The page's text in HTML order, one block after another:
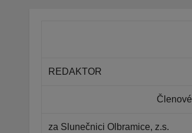
REDAKTOR
Členové
za Slunečnici Olbramice, z.s.